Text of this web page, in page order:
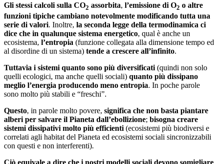
Gli stessi calcoli sulla CO2 assorbita, l’emissione di O2 o altre
funzioni tipiche cambiano notevolmente modificando tutta una
serie di valori. Inoltre, la seconda legge della termodinamica ci
dice che in qualunque sistema energetico, qual è anche un
ecosistema, l’entropia (funzione collegata alla dimensione tempo ed
al disordine di un sistema) tende a crescere all’infinito.
Tuttavia i sistemi quanto sono più diversificati (quindi non solo
quelli ecologici, ma anche quelli sociali) quanto più dissipano
meglio l’energia producendo meno entropia. In poche parole
sono molto più stabili e “freschi”.
Questo, in parole molto povere, significa che non basta piantare
alberi per salvare il Pianeta dall’ebollizione; bisogna creare
sistemi dissipativi molto più efficienti (ecosistemi più biodiversi e
correlati agli habitat del Pianeta ed ecosistemi sociali sincronizzabili
con questi e non interferenti).
Ciò equivale a dire che i nostri modelli sociali devono somigliare